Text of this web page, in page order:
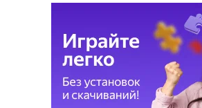
Вред дыни